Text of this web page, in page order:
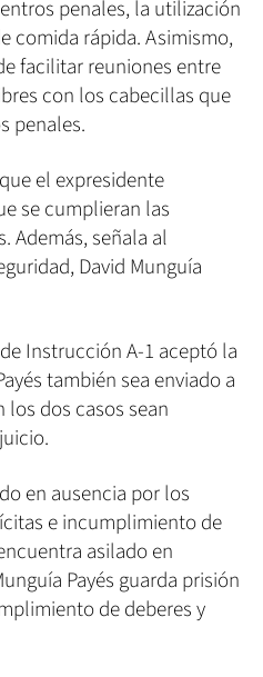
penales, la utilización
comida rápida. Asimismo,
facilitar reuniones entre
con los cabecillas que
penales.
el expresidente
se cumplieran las
Además, señala al
David Munguía
Instrucción A-1 aceptó la
también sea enviado a
los dos casos sean
en ausencia por los
e incumplimiento de
asilado en
Payés guarda prisión
de deberes y